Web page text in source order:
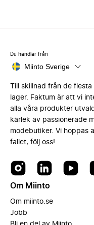
Du handlar från
Miinto Sverige
Till skillnad från de
lager. Faktum är att vi
alla våra produkter
kärlek av passionerade
modebutiker. Vi hoppas
fallet, följ oss!
Om Miinto
Om miinto.se
Jobb